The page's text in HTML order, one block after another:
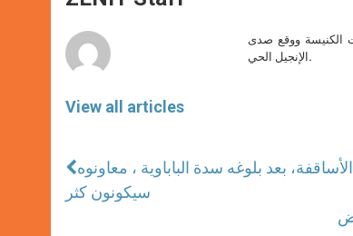
p e k
View all articles
الكنيسة ووقع صدى
الإنجيل الحي.
، الدفعة الأولى من الأساقفة، بعد بلوغه سدة الباباوية ، معاونوه
سيكونون كثر